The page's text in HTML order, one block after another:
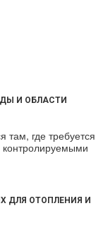
И ОБЛАСТИ
где требуется
ДЛЯ ОТОПЛЕНИЯ И